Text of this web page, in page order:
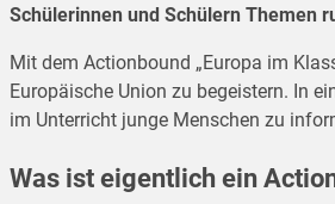
Schülerinnen und Schülern Themen
Mit dem Actionbound „Europa im
Europäische Union zu begeistern. In
im Unterricht junge Menschen zu
Was ist eigentlich ein